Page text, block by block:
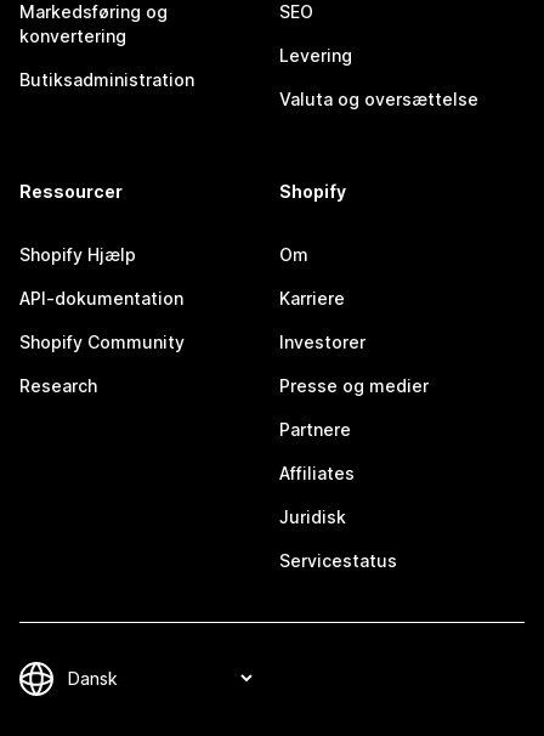
Markedsføring og
konvertering
Butiksadministration
SEO
Levering
Valuta og oversættelse
Ressourcer
Shopify Hjælp
API-dokumentation
Shopify Community
Research
Shopify
Om
Karriere
Investorer
Presse og medier
Partnere
Affiliates
Juridisk
Servicestatus